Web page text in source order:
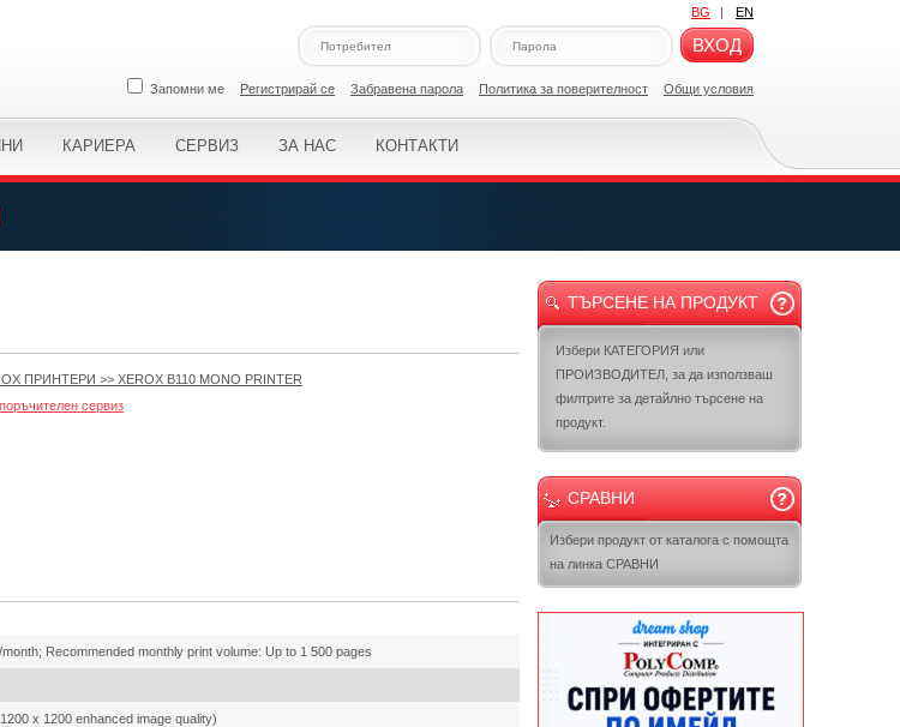
BG | EN
ВХОД
Запомни ме Регистрирай се Забравена парола Политикa за поверителност Общи условия
КАРИЕРА СЕРВИЗ ЗА НАС КОНТАКТИ
ПРИНТЕРИ >> XEROX B110 MONO PRINTER
сервиз
Recommended monthly print volume: Up to 1 500 pages
x 1200 enhanced image quality)
ТЪРСЕНЕ НА ПРОДУКТ
Избери КАТЕГОРИЯ или
ПРОИЗВОДИТЕЛ, за да използваш
филтрите за детайлно търсене на
продукт.
СРАВНИ
Избери продукт от каталога с помощта
на линка СРАВНИ